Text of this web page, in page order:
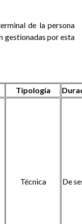
de la persona
gestionadas por esta
Tipología
Técnica De